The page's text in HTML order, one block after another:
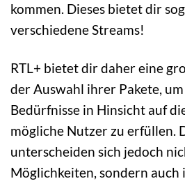
kommen. Dieses bietet dir
verschiedene Streams!
RTL+ bietet dir daher eine
der Auswahl ihrer Pakete,
Bedürfnisse in Hinsicht auf
mögliche Nutzer zu erfüllen.
unterscheiden sich jedoch
Möglichkeiten, sondern auch